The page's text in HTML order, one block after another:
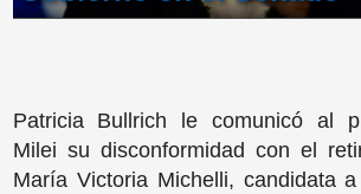
Patricia Bullrich le comunicó al
Milei su disconformidad con el
María Victoria Michelli, candidata